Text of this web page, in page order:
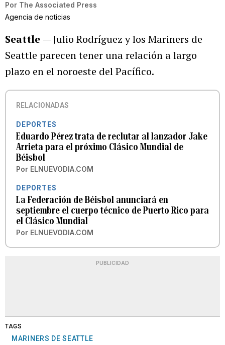
Por The Associated Press
Agencia de noticias
Seattle — Julio Rodríguez y los Mariners de
Seattle parecen tener una relación a largo
plazo en el noroeste del Pacífico.
RELACIONADAS
DEPORTES
Eduardo Pérez trata de reclutar al lanzador Jake
Arrieta para el próximo Clásico Mundial de
Béisbol
Por ELNUEVODIA.COM
DEPORTES
La Federación de Béisbol anunciará en
septiembre el cuerpo técnico de Puerto Rico para
el Clásico Mundial
Por ELNUEVODIA.COM
PUBLICIDAD
TAGS
MARINERS DE SEATTLE